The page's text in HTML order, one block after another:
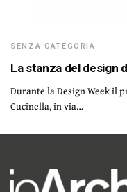
SENZA CATEGORIA
La stanza del design
Durante la Design Week il
Cucinella, in via…